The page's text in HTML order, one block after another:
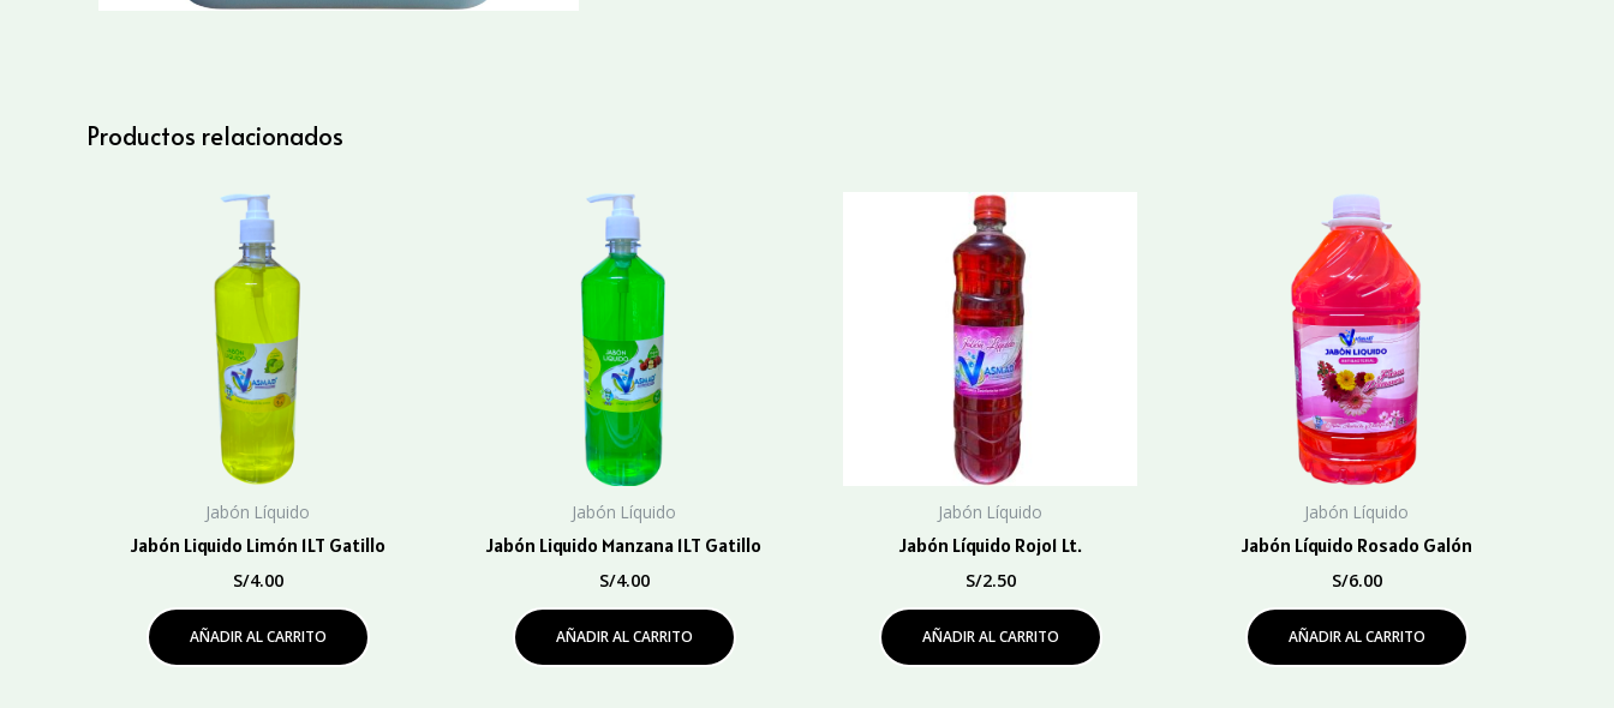
Productos relacionados
Jabón Líquido
Jabón Liquido Limón 1LT Gatillo
S/4.00
AÑADIR AL CARRITO
Jabón Líquido
Jabón Liquido Manzana 1LT Gatillo
S/4.00
AÑADIR AL CARRITO
Jabón Líquido
Jabón Líquido Rojo1 Lt.
S/2.50
AÑADIR AL CARRITO
Jabón Líquido
Jabón Líquido Rosado Galón
S/6.00
AÑADIR AL CARRITO